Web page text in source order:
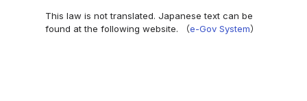
This law is not translated. Japanese text can be
found at the following website. （e-Gov System）